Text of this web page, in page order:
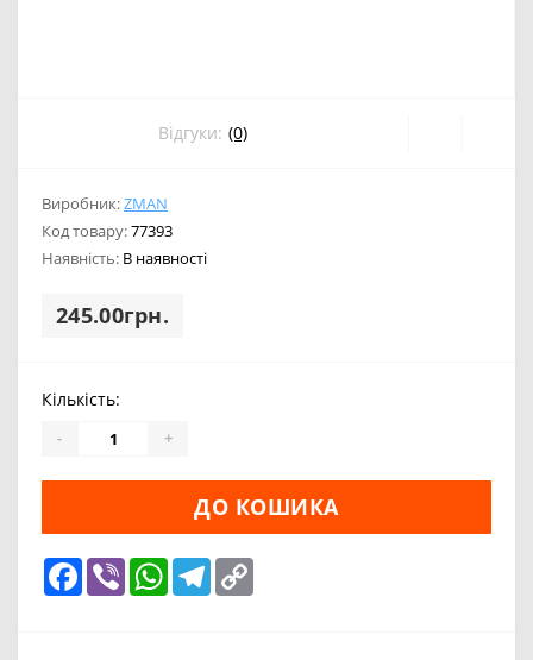
Відгуки: (0)
Виробник:ZMAN
Код товару:77393
Наявність: В наявності
245.00грн.
Кількість:
- +
ДО КОШИКА
Facebook
Viber WhatsApp
Telegram